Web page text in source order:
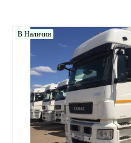
КПП
Мощность двигателя, л.с.
Топливный бак, л